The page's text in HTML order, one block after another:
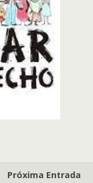
Próxima Entrada